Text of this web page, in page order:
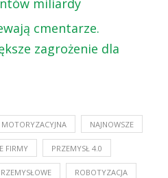
cmentarze.
zagrożenie dla
MOTORYZACYJNA NAJNOWSZE
FIRMY PRZEMYSŁ 4.0
ROBOTYZACJA